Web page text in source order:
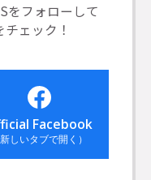
をフォローして
ェック！
Facebook
新しいタブで開く）